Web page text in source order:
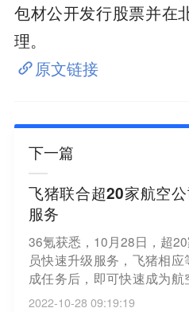
包材公开发行股票并在
理。
原文链接
下一篇
飞猪联合超20家航空
服务
36氪获悉，10月28日，超
员快速升级服务，飞猪相
成任务后，即可快速成为
员。飞猪App上的活动页面
2022-10-28 09:19:19